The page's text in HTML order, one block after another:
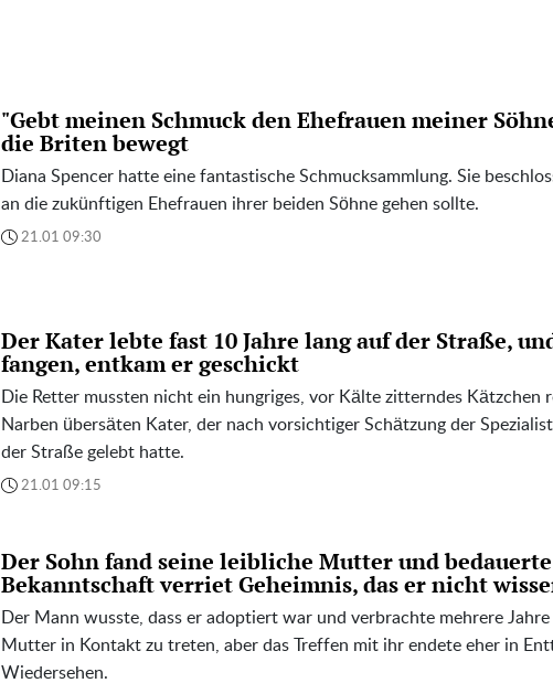
"Gebt meinen Schmuck den Ehefrauen meiner
die Briten bewegt
Diana Spencer hatte eine fantastische Schmucksammlung. Sie
an die zukünftigen Ehefrauen ihrer beiden Söhne gehen sollte.
21.01 09:30
Der Kater lebte fast 10 Jahre lang auf der Straße,
fangen, entkam er geschickt
Die Retter mussten nicht ein hungriges, vor Kälte zitterndes Kätzchen
Narben übersäten Kater, der nach vorsichtiger Schätzung der
der Straße gelebt hatte.
21.01 09:15
Der Sohn fand seine leibliche Mutter und
Bekanntschaft verriet Geheimnis, das er nicht
Der Mann wusste, dass er adoptiert war und verbrachte mehrere
Mutter in Kontakt zu treten, aber das Treffen mit ihr endete eher in
Wiedersehen.